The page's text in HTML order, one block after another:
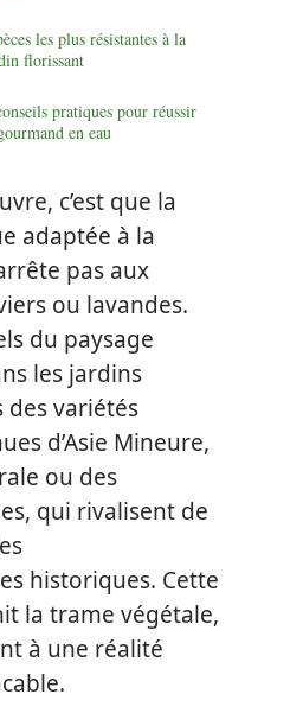
les plus résistantes à la
florissant
pratiques pour réussir
en eau
c’est que la
adaptée à la
pas aux
ou lavandes.
du paysage
les jardins
des variétés
d’Asie Mineure,
ou des
qui rivalisent de
historiques. Cette
la trame végétale,
à une réalité